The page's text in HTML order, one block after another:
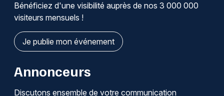
Bénéficiez d'une visibilité auprès de nos 3 000 000
visiteurs mensuels !
Je publie mon événement
Annonceurs
Discutons ensemble de votre communication